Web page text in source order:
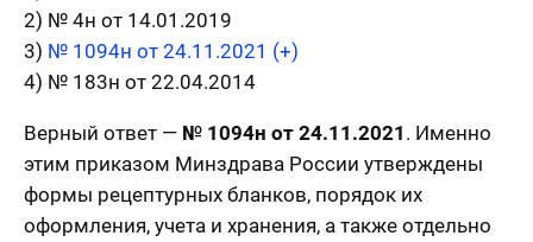
2) № 4н от 14.01.2019
3) № 1094н от 24.11.2021 (+)
4) № 183н от 22.04.2014
Верный ответ — № 1094н от 24.11.2021 . Именно
этим приказом Минздрава России утверждены
формы рецептурных бланков, порядок их
оформления, учета и хранения, а также отдельно